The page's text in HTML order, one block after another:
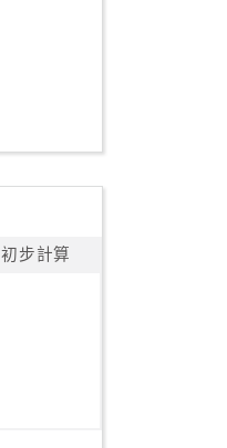
初步計算